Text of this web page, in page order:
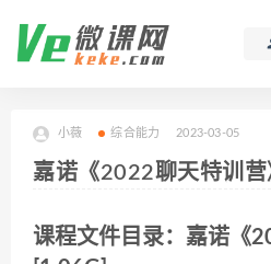
小薇 综合能力 2023-03-05
嘉诺《2022聊天特训营
课程文件目录：嘉诺《